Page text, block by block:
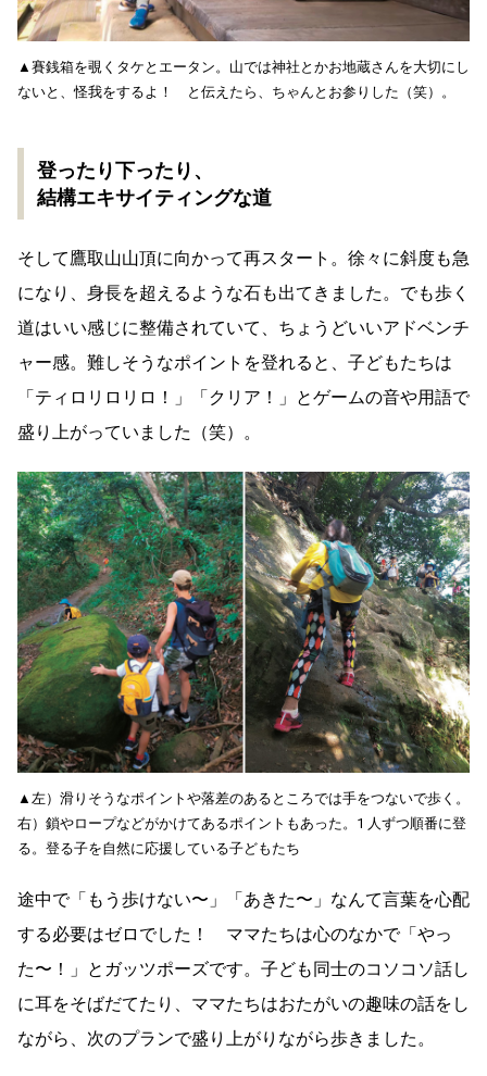
▲​​賽銭箱を覗くタケとエータン。山では神社とかお地蔵さんを大切にし
ないと、怪我をするよ！ と伝えたら、ちゃんとお参りした（笑）。
登ったり下ったり、
結構エキサイティングな道
そして鷹取山山頂に向かって再スタート。徐々に斜度も急
になり、身長を超えるような石も出てきました。でも歩く
道はいい感じに整備されていて、ちょうどいいアドベンチ
ャー感。難しそうなポイントを登れると、子どもたちは
「ティロリロリロ！」「クリア！」とゲームの音や用語で
盛り上がっていました（笑）。
▲左）滑りそうなポイントや落差のあるところでは手をつないで歩く。
右）鎖やロープなどがかけてあるポイントもあった。1 人ずつ順番に登
る。登る子を自然に応援している子どもたち
途中で「もう歩けない〜」「あきた〜」なんて言葉を心配
する必要はゼロでした！ ママたちは心のなかで「やっ
た〜！」とガッツポーズです。子ども同士のコソコソ話し
に耳をそばだてたり、ママたちはおたがいの趣味の話をし
ながら、次のプランで盛り上がりながら歩きました。